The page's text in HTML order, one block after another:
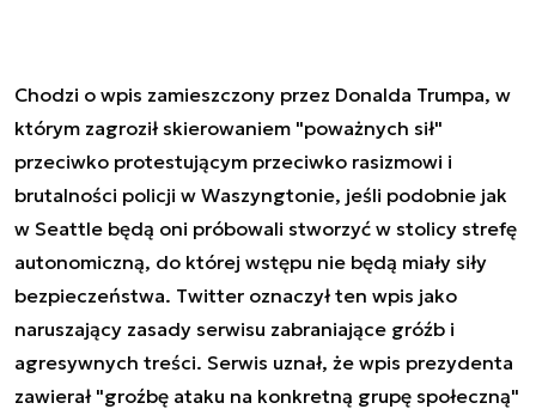
Chodzi o wpis zamieszczony przez Donalda Trumpa, w
którym zagroził skierowaniem "poważnych sił"
przeciwko protestującym przeciwko rasizmowi i
brutalności policji w Waszyngtonie, jeśli podobnie jak
w Seattle będą oni próbowali stworzyć w stolicy strefę
autonomiczną, do której wstępu nie będą miały siły
bezpieczeństwa. Twitter oznaczył ten wpis jako
naruszający zasady serwisu zabraniające gróźb i
agresywnych treści. Serwis uznał, że wpis prezydenta
zawierał "groźbę ataku na konkretną grupę społeczną"